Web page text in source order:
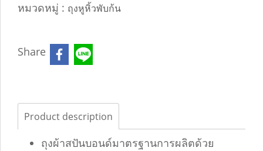
หมวดหมู่ : ถุงหูหิ้วพับก้น
Share
Product description
ถุงผ้าสปันบอนด์มาตรฐานการผลิตด้วย